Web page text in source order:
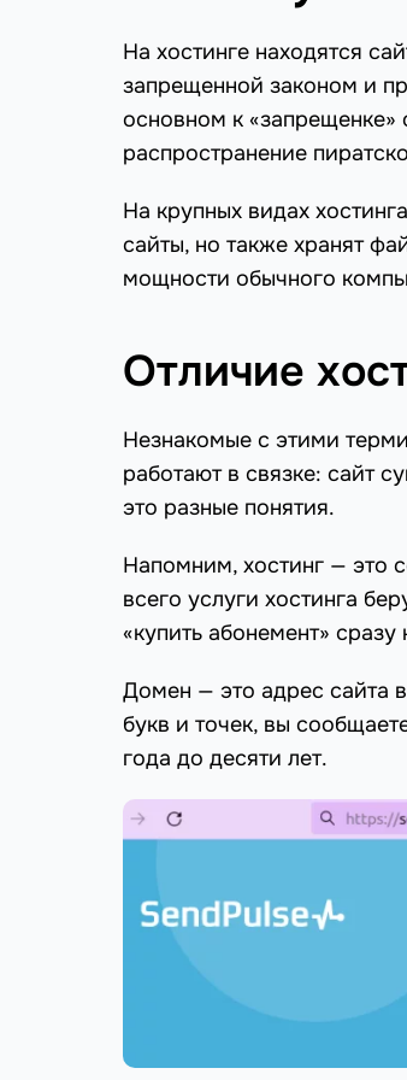
На хостинге находятся
запрещенной законом и
основном к «запрещенке»
распространение
На крупных видах
сайты, но также хранят
мощности обычного
Отличие
Незнакомые с этими
работают в связке: сайт
это разные понятия.
Напомним, хостинг — это
всего услуги хостинга
«купить абонемент» сразу
Домен — это адрес сайта
букв и точек, вы
года до десяти лет.